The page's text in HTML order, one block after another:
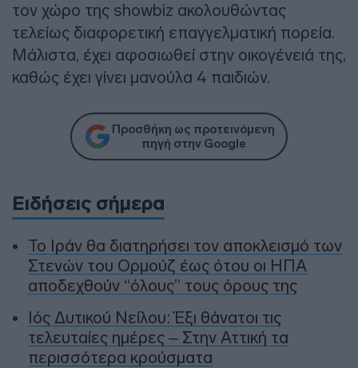
τον χώρο της showbiz ακολουθώντας
τελείως διαφορετική επαγγελματική πορεία.
Μάλιστα, έχει αφοσιωθεί στην οικογένειά της,
καθώς έχει γίνει μανούλα 4 παιδιών.
Προσθήκη ως προτεινόμενη
πηγή στην Google
Ειδήσεις σήμερα
To Ιράν θα διατηρήσει τον αποκλεισμό των
Στενών του Ορμούζ έως ότου οι ΗΠΑ
αποδεχθούν “όλους” τους όρους της
Ιός Δυτικού Νείλου: Έξι θάνατοι τις
τελευταίες ημέρες – Στην Αττική τα
περισσότερα κρούσματα